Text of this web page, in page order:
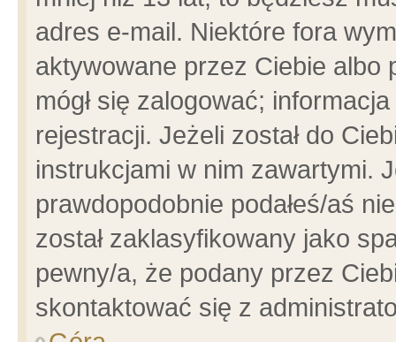
adres e-mail. Niektóre fora
aktywowane przez Ciebie albo
mógł się zalogować;
rejestracji. Jeżeli został do
instrukcjami w nim zawartymi.
prawdopodobnie podałeś/aś
został zaklasyfikowany jako
pewny/a, że podany przez
skontaktować się z